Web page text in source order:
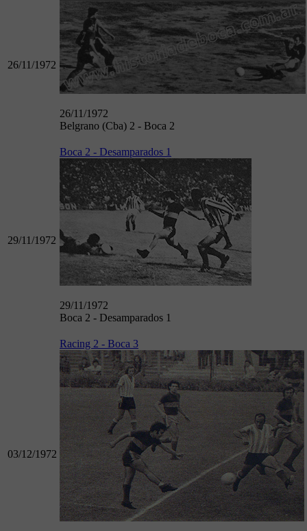
26/11/1972
26/11/1972
Belgrano (Cba) 2 - Boca 2
29/11/1972
Boca 2 - Desamparados 1
29/11/1972
Boca 2 - Desamparados 1
03/12/1972
Racing 2 - Boca 3